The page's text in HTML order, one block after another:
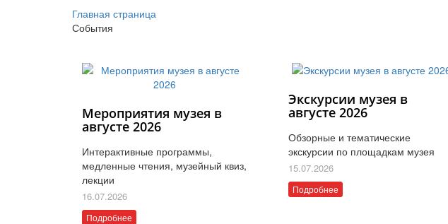
Главная страница
События
Мероприятия музея в
августе 2026
Интерактивные программы,
медленные чтения, музейный квиз,
лекции
16.07.2026
Подробнее
Экскурсии музея в
августе 2026
Обзорные и тематические
экскурсии по площадкам музея
15.07.2026
Подробнее